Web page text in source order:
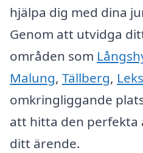
hjälpa dig med dina
Genom att utvidga
områden som
Malung, Tällberg,
omkringliggande
att hitta den perfekta
ditt ärende.